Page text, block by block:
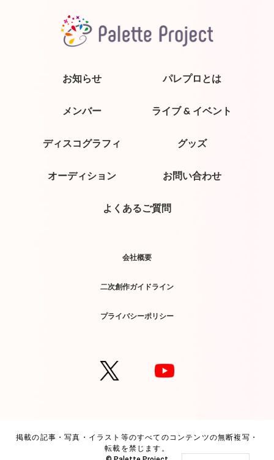
お知らせ パレプロとは
メンバー ライブ & イベント
ディスコグラフィ グッズ
オーディション お問い合わせ
よくあるご質問
会社概要
二次創作ガイドライン
プライバシーポリシー
掲載の記事・写真・イラスト等のすべてのコンテンツの無断複写・
転載を禁じます。